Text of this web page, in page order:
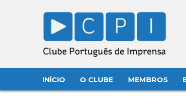
INÍCIO O CLUBE MEMBROS